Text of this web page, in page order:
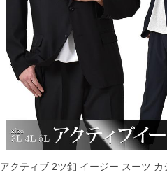
アクティブ 2ツ釦 イージー スーツ カ